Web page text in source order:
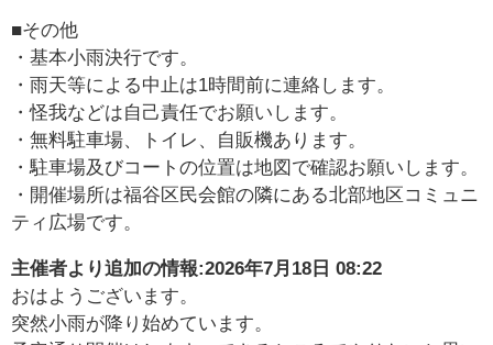
■その他
・基本小雨決行です。
・雨天等による中止は1時間前に連絡します。
・怪我などは自己責任でお願いします。
・無料駐車場、トイレ、自販機あります。
・駐車場及びコートの位置は地図で確認お願いします。
・開催場所は福谷区民会館の隣にある北部地区コミュニ
ティ広場です。
主催者より追加の情報:2026年7月18日 08:22
おはようございます。
突然小雨が降り始めています。